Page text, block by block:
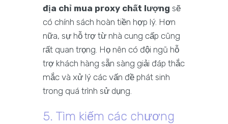
địa chỉ mua proxy chất lượng sẽ
có chính sách hoàn tiền hợp lý. Hơn
nữa, sự hỗ trợ từ nhà cung cấp cũng
rất quan trọng. Họ nên có đội ngũ hỗ
trợ khách hàng sẵn sàng giải đáp thắc
mắc và xử lý các vấn đề phát sinh
trong quá trình sử dụng.
5. Tìm kiếm các chương